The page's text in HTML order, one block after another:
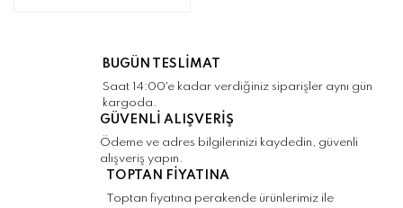
BUGÜN TESLİMAT
Saat 14:00'e kadar verdiğiniz siparişler aynı gün
kargoda.
GÜVENLİ ALIŞVERİŞ
Ödeme ve adres bilgilerinizi kaydedin, güvenli
alışveriş yapın.
TOPTAN FİYATINA
Toptan fiyatına perakende ürünlerimiz ile